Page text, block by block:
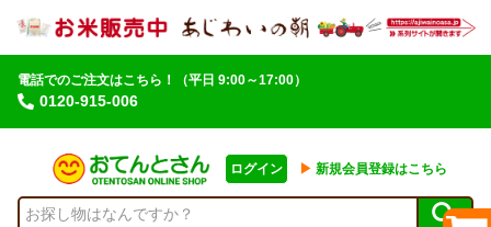
電話でのご注文はこちら！
0120-915-006
（平日 9:00～17:00）
ログイン ▶︎ 新規会員登録はこちら